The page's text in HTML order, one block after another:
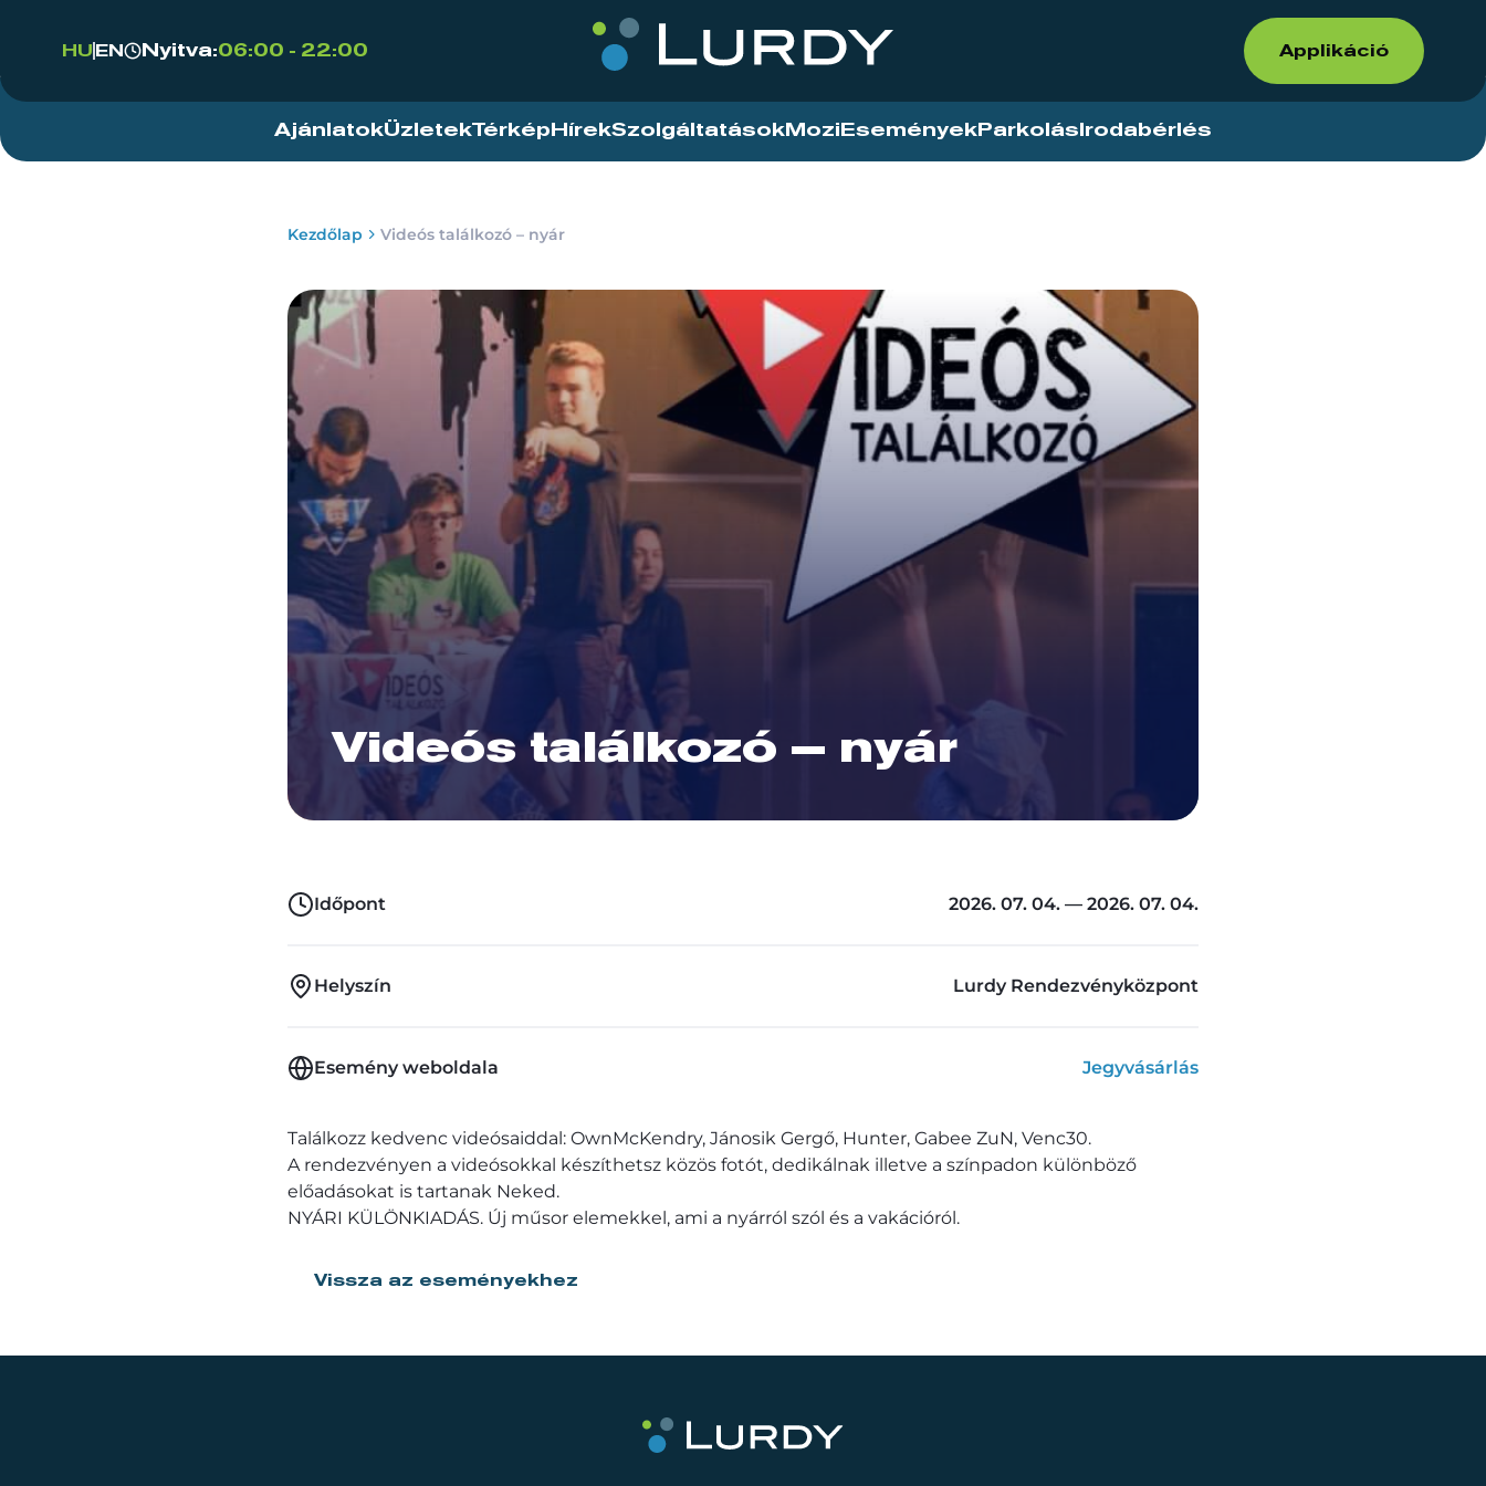
HU EN Nyitva:06:00 - 22:00 Applikáció
AjánlatokÜzletekTérkép HírekSzolgáltatások Mozi Események Parkolás Irodabérlés
Kezdőlap Videós találkozó – nyár
Videós találkozó – nyár
Időpont 2026. 07. 04. — 2026. 07. 04.
Helyszín Lurdy Rendezvényközpont
Esemény weboldala Jegyvásárlás
Találkozz kedvenc videósaiddal: OwnMcKendry, Jánosik Gergő, Hunter, Gabee ZuN, Venc30.
A rendezvényen a videósokkal készíthetsz közös fotót, dedikálnak illetve a színpadon különböző
előadásokat is tartanak Neked.
NYÁRI KÜLÖNKIADÁS. Új műsor elemekkel, ami a nyárról szól és a vakációról.
Vissza az eseményekhez